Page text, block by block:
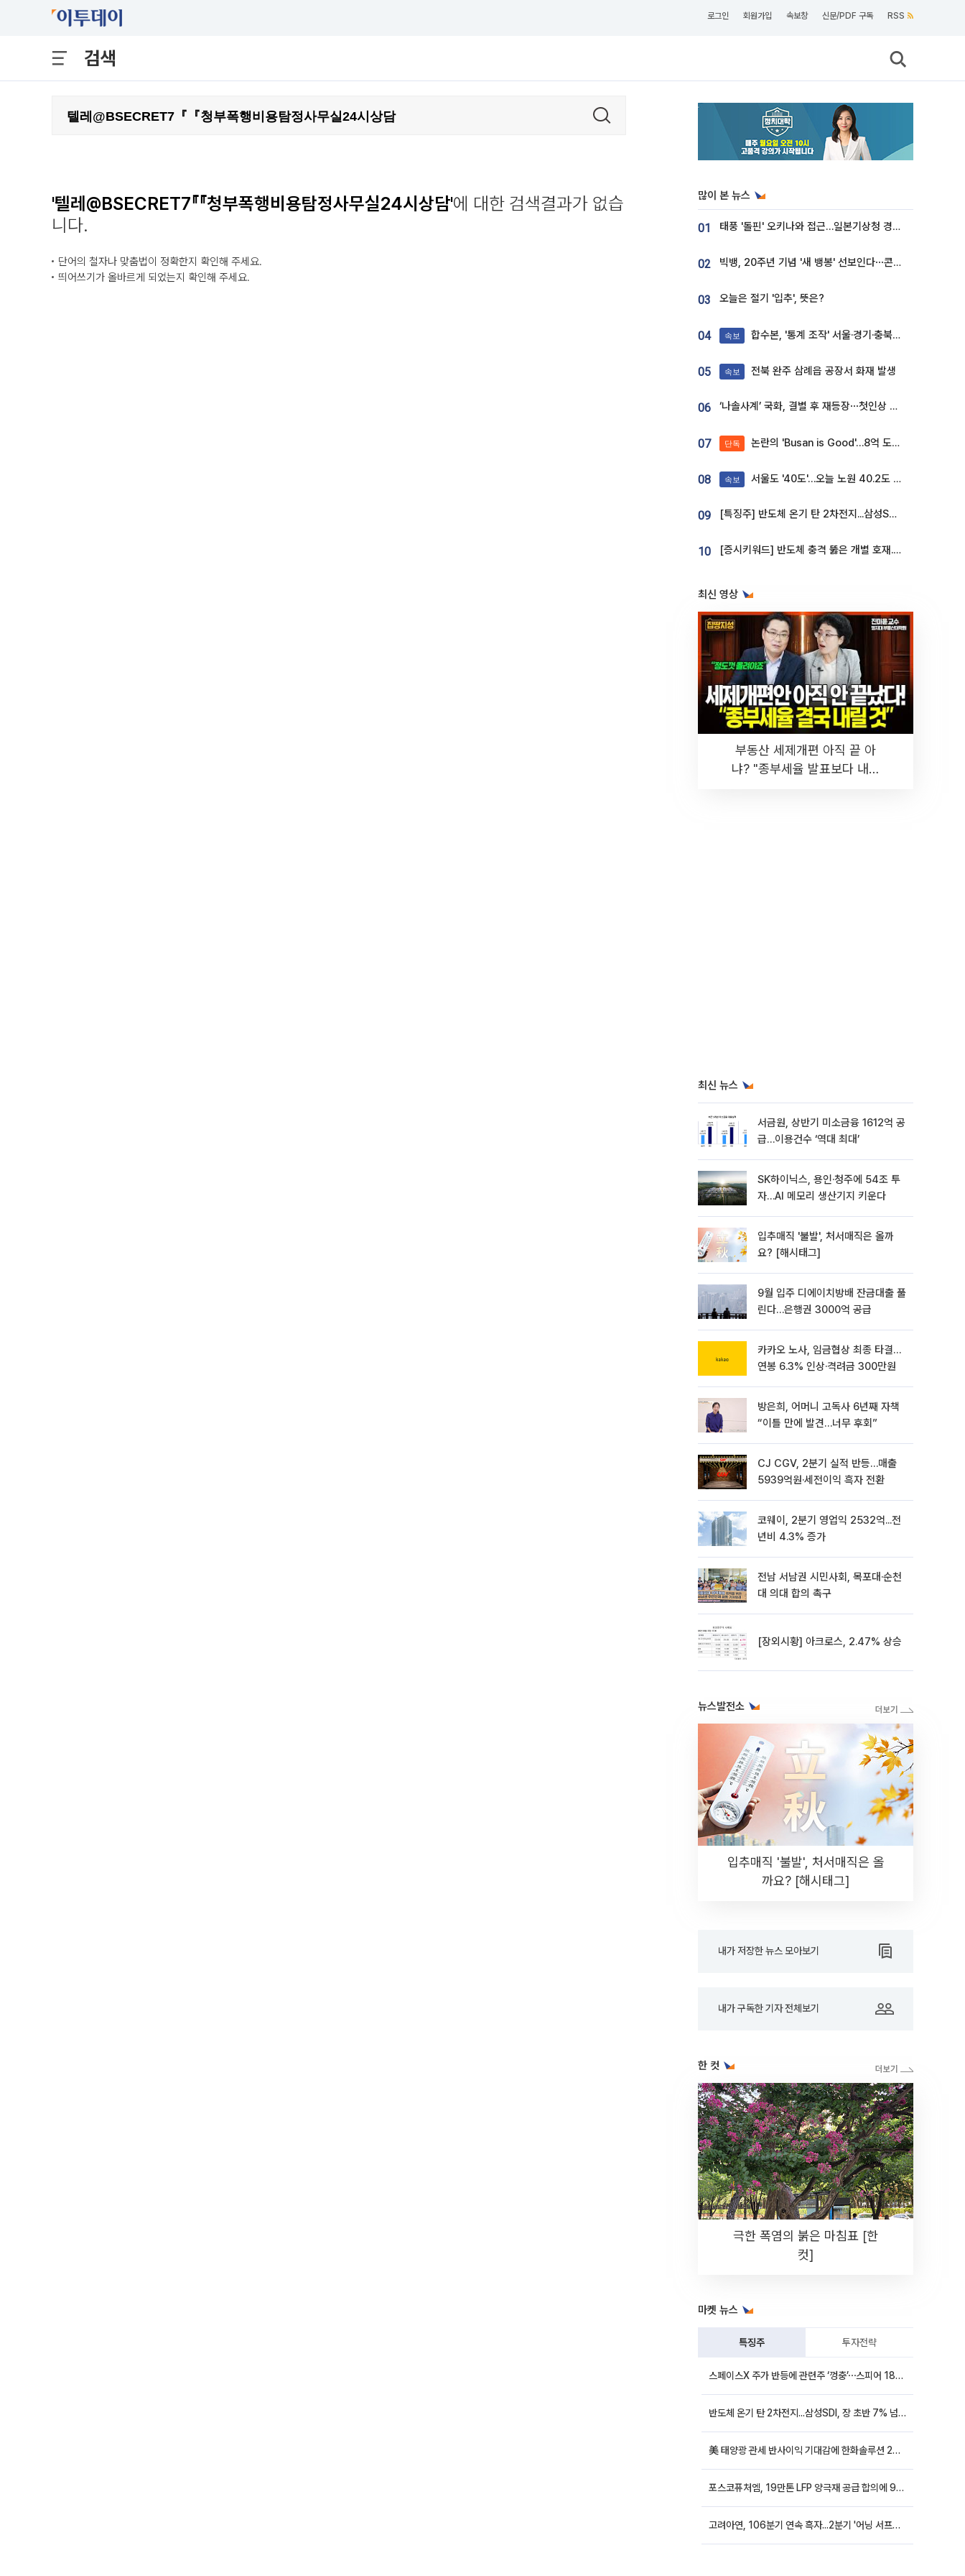
로그인 회원가입 속보창 신문/PDF 구독 RSS
검색
'텔레@BSECRET7『『청부폭행비용탐정사무실24시상담'에 대한 검색결과가 없습
니다.
단어의 철자나 맞춤법이 정확한지 확인해 주세요.
띄어쓰기가 올바르게 되었는지 확인해 주세요.
많이 본 뉴스
01 태풍 '돌핀' 오키나와 접근…일본기상청 경로 업데이트
02 빅뱅, 20주년 기념 '새 뱅봉' 선보인다⋯콘서트 앞두고 팝업 개최
03 오늘은 절기 '입추', 뜻은?
04 속보 합수본, '통계 조작' 서울·경기·충북 선관위 등 추가 압수수색
05 속보 전북 완주 삼례읍 공장서 화재 발생
06 ‘나솔사계’ 국화, 결별 후 재등장⋯첫인상 투표 휩쓸고 ‘인기녀’ 등극
07 단독 논란의 'Busan is Good'…8억 도시브랜드, 용산 대통령실 CI 업체가 수행
08 속보 서울도 '40도'…오늘 노원 40.2도 기록
09 [특징주] 반도체 온기 탄 2차전지...삼성SDI, 장 초반 7% 넘게 껑충
10 [증시키워드] 반도체 충격 뚫은 개별 호재...포스코퓨처엠·에코프로·한화솔루션 '눈길'
최신 영상
부동산 세제개편 아직 끝 아
냐? "종부세율 발표보다 내릴
최신 뉴스
서금원, 상반기 미소금융 1612억 공
급…이용건수 ‘역대 최대’
SK하이닉스, 용인·청주에 54조 투
자…AI 메모리 생산기지 키운다
입추매직 '불발', 처서매직은 올까
요? [해시태그]
9월 입주 디에이치방배 잔금대출 풀
린다…은행권 3000억 공급
카카오 노사, 임금협상 최종 타결…
연봉 6.3% 인상·격려금 300만원
방은희, 어머니 고독사 6년째 자책
“이틀 만에 발견…너무 후회”
CJ CGV, 2분기 실적 반등…매출
5939억원·세전이익 흑자 전환
코웨이, 2분기 영업익 2532억...전
년비 4.3% 증가
전남 서남권 시민사회, 목포대·순천
대 의대 합의 촉구
[장외시황] 아크로스, 2.47% 상승
뉴스발전소
입추매직 '불발', 처서매직은 올
까요? [해시태그]
내가 저장한 뉴스 모아보기
내가 구독한 기자 전체보기
한 컷
극한 폭염의 붉은 마침표 [한
컷]
마켓 뉴스
특징주 투자전략
스페이스X 주가 반등에 관련주 ‘껑충’⋯스피어 18%ㆍ에이치브이엠 12%↑
반도체 온기 탄 2차전지...삼성SDI, 장 초반 7% 넘게 껑충
美 태양광 관세 반사이익 기대감에 한화솔루션 20%대·OCI홀딩스 14%대 급등
포스코퓨처엠, 19만톤 LFP 양극재 공급 합의에 9%대 강세
고려아연, 106분기 연속 흑자...2분기 '어닝 서프라이즈'에 장 초반 12%대 강세